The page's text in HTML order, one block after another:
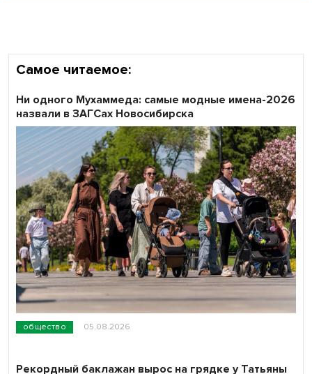
Самое читаемое:
общество 05.08.2026
Ни одного Мухаммеда: самые модные имена-2026
назвали в ЗАГСах Новосибирска
Рекордный баклажан вырос на грядке у Татьяны